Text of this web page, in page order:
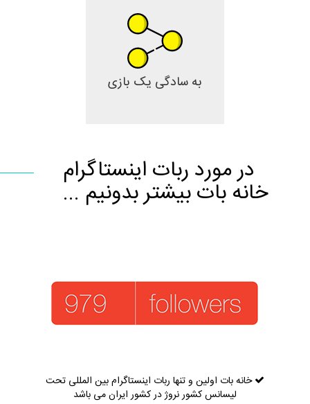
به سادگی یک بازی
در مورد ربات اینستاگرام
خانه بات بیشتر بدونیم ...
خانه بات اولین و تنها ربات اینستاگرام بین المللی تحت
لیسانس کشور نروژ در کشور ایران می باشد